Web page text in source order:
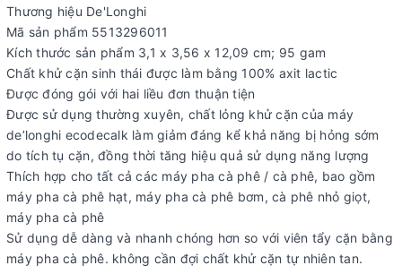
Thương hiệu De'Longhi
Mã sản phẩm 5513296011
Kích thước sản phẩm 3,1 x 3,56 x 12,09 cm; 95 gam
Chất khử cặn sinh thái được làm bằng 100% axit lactic
Được đóng gói với hai liều đơn thuận tiện
Được sử dụng thường xuyên, chất lỏng khử cặn của máy
de’longhi ecodecalk làm giảm đáng kể khả năng bị hỏng sớm
do tích tụ cặn, đồng thời tăng hiệu quả sử dụng năng lượng
Thích hợp cho tất cả các máy pha cà phê / cà phê, bao gồm
máy pha cà phê hạt, máy pha cà phê bơm, cà phê nhỏ giọt,
máy pha cà phê
Sử dụng dễ dàng và nhanh chóng hơn so với viên tẩy cặn bằng
máy pha cà phê. không cần đợi chất khử cặn tự nhiên tan.